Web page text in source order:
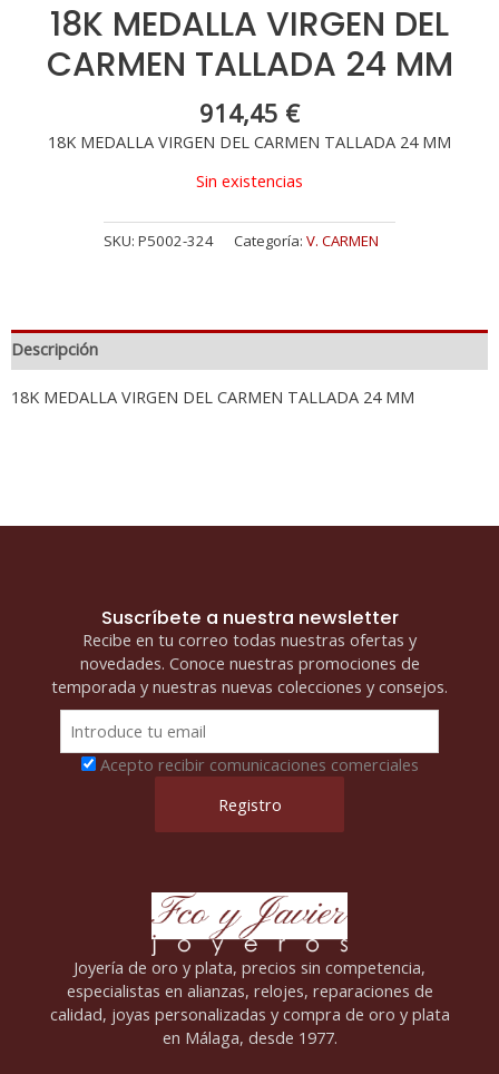
18K MEDALLA VIRGEN DEL
CARMEN TALLADA 24 MM
914,45 €
18K MEDALLA VIRGEN DEL CARMEN TALLADA 24 MM
Sin existencias
SKU: P5002-324 Categoría: V. CARMEN
Descripción
18K MEDALLA VIRGEN DEL CARMEN TALLADA 24 MM
Suscríbete a nuestra newsletter
Recibe en tu correo todas nuestras ofertas y
novedades. Conoce nuestras promociones de
temporada y nuestras nuevas colecciones y consejos.
Acepto recibir comunicaciones comerciales
Joyería de oro y plata, precios sin competencia,
especialistas en alianzas, relojes, reparaciones de
calidad, joyas personalizadas y compra de oro y plata
en Málaga, desde 1977.